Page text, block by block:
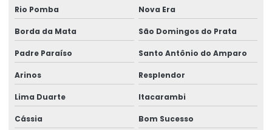
Perícia trabalhista insalubridade
Perícia trabalhista periculosidade
Perícia trabalhista e previdenciária
Rio Pomba Nova Era
Borda da Mata São Domingos do Prata
Padre Paraíso Santo Antônio do Amparo
Arinos Resplendor
Lima Duarte Itacarambi
Cássia Bom Sucesso